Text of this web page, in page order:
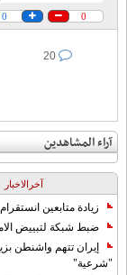
0
0
آراء المشاهدين
آخرالاخبار
زيادة متابعين انستقرام
ضبط شبكة لتبييض
إيران تتهم واشنطن
"شرعية"